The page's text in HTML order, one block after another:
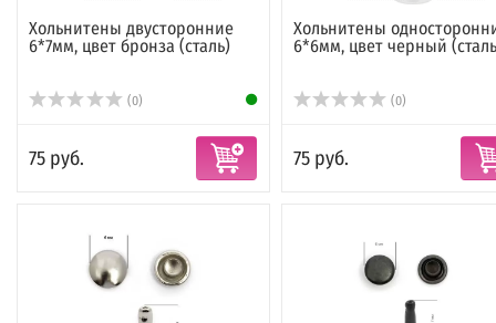
Хольнитены двусторонние
6*7мм, цвет бронза (сталь)
(0)
75 руб.
Хольнитены
6*6мм, цвет черный
(0)
75 руб.